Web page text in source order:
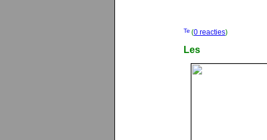
(0 reacties)
Les